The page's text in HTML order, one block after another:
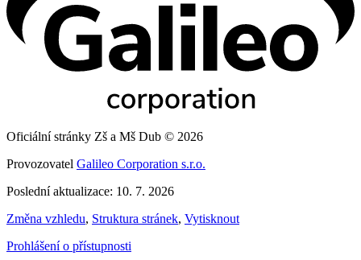
Oficiální stránky Zš a Mš Dub © 2026
Provozovatel Galileo Corporation s.r.o.
Poslední aktualizace: 10. 7. 2026
Změna vzhledu, Struktura stránek, Vytisknout
Prohlášení o přístupnosti